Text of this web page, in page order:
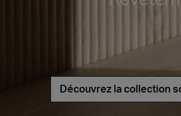
Unconventional Iconic
Nous serons présents au Cersaie 2026 avec
céramiques innovantes et des propositions
distinctives pour le monde de l’architecture.
attendons sur notre stand !
Architect at Work –
Lyon 2026
Découvrez la collection